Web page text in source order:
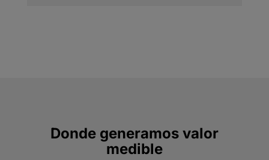
Donde generamos valor
medible